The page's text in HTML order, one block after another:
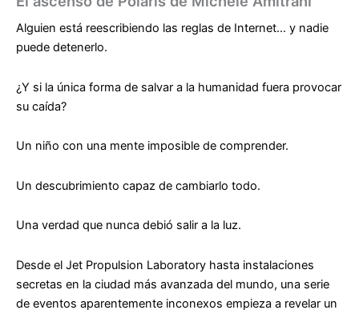
Alguien está reescribiendo las reglas de Internet… y nadie
puede detenerlo.
¿Y si la única forma de salvar a la humanidad fuera provocar
su caída?
Un niño con una mente imposible de comprender.
Un descubrimiento capaz de cambiarlo todo.
Una verdad que nunca debió salir a la luz.
Desde el Jet Propulsion Laboratory hasta instalaciones
secretas en la ciudad más avanzada del mundo, una serie
de eventos aparentemente inconexos empieza a revelar un